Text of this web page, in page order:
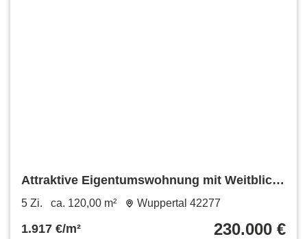
Attraktive Eigentumswohnung mit Weitblick
in Wuppertal, Mietkauf*
5 Zi. ca. 120,00 m² Wuppertal 42277
1.917 €/m² 230.000 €